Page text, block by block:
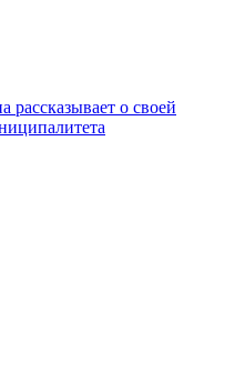
рассказывает о своей